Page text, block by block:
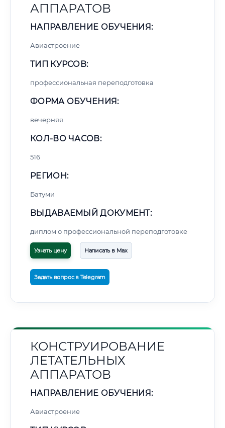
АППАРАТОВ
НАПРАВЛЕНИЕ ОБУЧЕНИЯ:
Авиастроение
ТИП КУРСОВ:
профессиональная переподготовка
ФОРМА ОБУЧЕНИЯ:
вечерняя
КОЛ-ВО ЧАСОВ:
516
РЕГИОН:
Батуми
ВЫДАВАЕМЫЙ ДОКУМЕНТ:
диплом о профессиональной переподготовке
Узнать цену Написать в Max
Задать вопрос в Telegram
КОНСТРУИРОВАНИЕ
ЛЕТАТЕЛЬНЫХ
АППАРАТОВ
НАПРАВЛЕНИЕ ОБУЧЕНИЯ:
Авиастроение